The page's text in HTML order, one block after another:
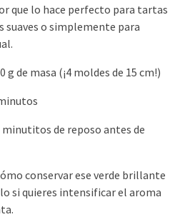
que lo hace perfecto para tartas
suaves o simplemente para
g de masa (¡4 moldes de 15 cm!)
minutitos de reposo antes de
conservar ese verde brillante
si quieres intensificar el aroma